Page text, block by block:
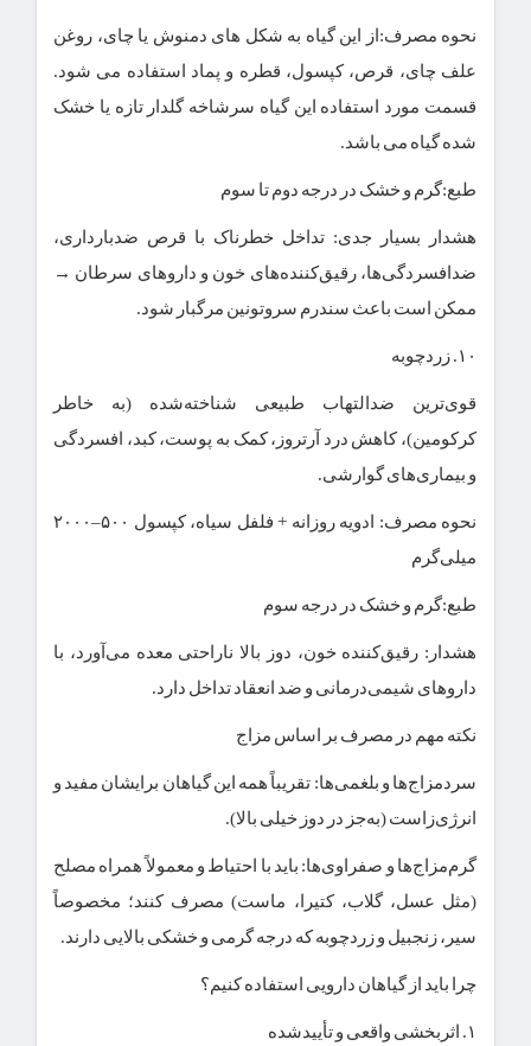
نحوه مصرف:از این گیاه به شکل های دمنوش یا چای، روغن
علف چای، قرص، کپسول، قطره و پماد استفاده می شود.
قسمت مورد استفاده این گیاه سرشاخه گلدار تازه یا خشک
شده گیاه می باشد.
طبع:گرم و خشک در درجه دوم تا سوم
هشدار بسیار جدی: تداخل خطرناک با قرص ضدبارداری،
ضدافسردگی‌ها، رقیق‌کننده‌های خون و داروهای سرطان →
ممکن است باعث سندرم سروتونین مرگبار شود.
۱۰. زردچوبه
قوی‌ترین ضدالتهاب طبیعی شناخته‌شده (به خاطر
کرکومین)، کاهش درد آرتروز، کمک به پوست، کبد، افسردگی
و بیماری‌های گوارشی.
نحوه مصرف: ادویه روزانه + فلفل سیاه، کپسول ۵۰۰–۲۰۰۰
میلی‌گرم
طبع:گرم و خشک در درجه سوم
هشدار: رقیق‌کننده خون، دوز بالا ناراحتی معده می‌آورد، با
داروهای شیمی‌درمانی و ضد انعقاد تداخل دارد.
نکته مهم در مصرف بر اساس مزاج
سردمزاج‌ها و بلغمی‌ها: تقریباً همه این گیاهان برایشان مفید و
انرژی‌زاست (به‌جز در دوز خیلی بالا).
گرم‌مزاج‌ها و صفراوی‌ها: باید با احتیاط و معمولاً همراه مصلح
(مثل عسل، گلاب، کتیرا، ماست) مصرف کنند؛ مخصوصاً
سیر، زنجبیل و زردچوبه که درجه گرمی و خشکی بالایی دارند.
چرا باید از گیاهان دارویی استفاده کنیم؟
۱. اثربخشی واقعی و تأییدشده